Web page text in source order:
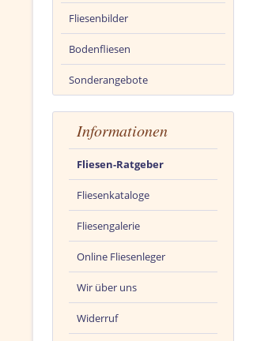
Fliesenbilder
Bodenfliesen
Sonderangebote
Informationen
Fliesen-Ratgeber
Fliesenkataloge
Fliesengalerie
Online Fliesenleger
Wir über uns
Widerruf